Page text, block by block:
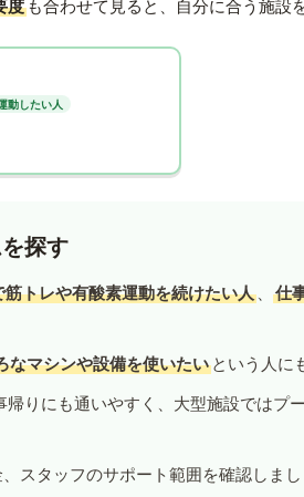
度 も合わせて見ると、自分に合う施設
動したい人
探す
トレや有酸素運動を続けたい人 、 仕
なマシンや設備を使いたい という人に
りにも通いやすく、大型施設ではプ
スタッフのサポート範囲を確認しまし